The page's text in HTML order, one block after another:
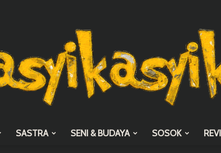
SASTRA SENI & BUDAYA SOSOK